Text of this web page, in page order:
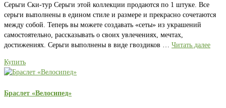
Серьги Ски-тур Серьги этой коллекции продаются по 1 штуке. Все
серьги выполнены в едином стиле и размере и прекрасно сочетаются
между собой. Теперь вы можете создавать «сеты» из украшений
самостоятельно, рассказывать о своих увлечениях, мечтах,
достижениях. Серьги выполнены в виде гвоздиков … Читать далее
Купить
Браслет «Велосипед»